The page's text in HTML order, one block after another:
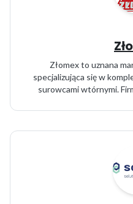
Złomex to uznana
specjalizująca się w
surowcami wtórnymi.